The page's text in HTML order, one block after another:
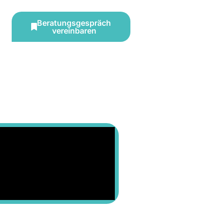
Beratungsgespräch
vereinbaren